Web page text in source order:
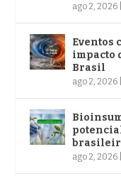
ago 2, 2026
Eventos
impacto
Brasil
ago 2, 2026
ago 2, 2026